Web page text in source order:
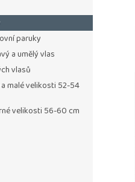
paruky
a umělý vlas
vlasů
malé velikosti 52-54
velikosti 56-60 cm